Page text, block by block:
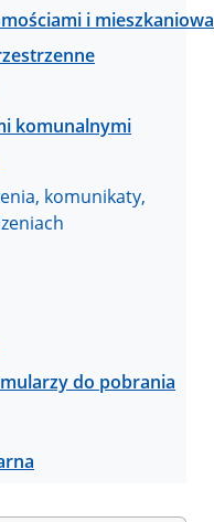
i mieszkaniowa
komunalnymi
komunikaty,
do pobrania